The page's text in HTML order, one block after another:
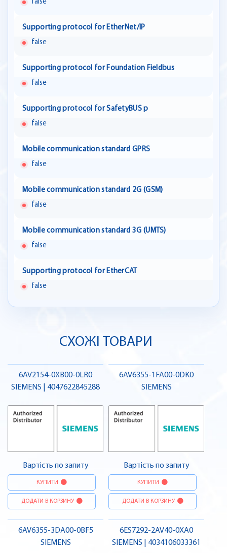
false
Supporting protocol for EtherNet/IP
false
Supporting protocol for Foundation Fieldbus
false
Supporting protocol for SafetyBUS p
false
Mobile communication standard GPRS
false
Mobile communication standard 2G (GSM)
false
Mobile communication standard 3G (UMTS)
false
Supporting protocol for EtherCAT
false
СХОЖІ ТОВАРИ
6AV2154-0XB00-0LR0
SIEMENS | 4047622845288
Вартість по запиту
КУПИТИ
ДОДАТИ В КОРЗИНУ
6AV6355-1FA00-0DK0
SIEMENS
Вартість по запиту
КУПИТИ
ДОДАТИ В КОРЗИНУ
6AV6355-3DA00-0BF5
SIEMENS
6ES7292-2AV40-0XA0
SIEMENS | 4034106033361